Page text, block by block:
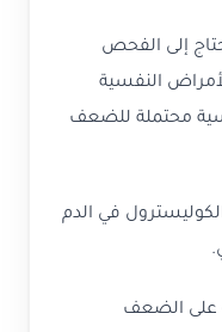
إلى الفحص
النفسية
محتملة للضعف
في الدم
الضعف